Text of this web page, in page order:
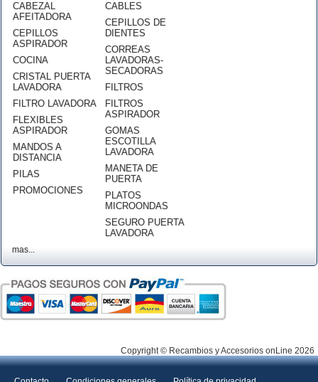
CABEZAL
AFEITADORA
CEPILLOS
ASPIRADOR
COCINA
CRISTAL PUERTA
LAVADORA
FILTRO LAVADORA
FLEXIBLES
ASPIRADOR
MANDOS A
DISTANCIA
PILAS
PROMOCIONES
CABLES
CEPILLOS DE
DIENTES
CORREAS
LAVADORAS-
SECADORAS
FILTROS
FILTROS
ASPIRADOR
GOMAS
ESCOTILLA
LAVADORA
MANETA DE
PUERTA
PLATOS
MICROONDAS
SEGURO PUERTA
LAVADORA
mas...
Copyright © Recambios y Accesorios onLine 2026